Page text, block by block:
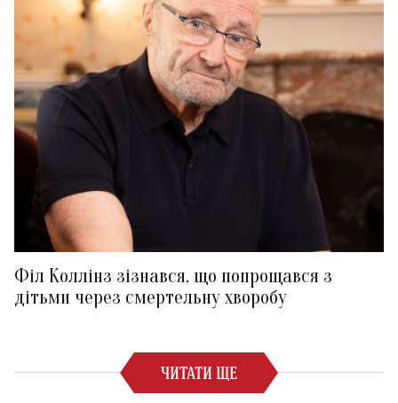
Філ Коллінз зізнався, що попрощався з
дітьми через смертельну хворобу
ЧИТАТИ ЩЕ